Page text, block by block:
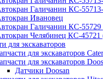
Галичанин КС-
Ивановец
Галичанин КС-
Челябинец КС-
для экскаваторов
для экскаваторов
для экскаваторов
Датчики Doosan